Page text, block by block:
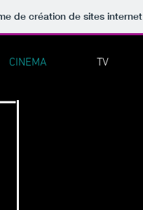
de création de sites internet
CINEMA TV